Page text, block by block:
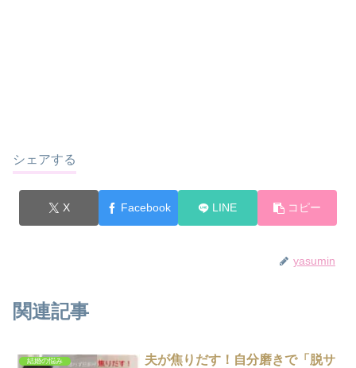
シェアする
X Facebook LINE コピー
yasumin
関連記事
結婚の悩み
夫が焦りだす！自分磨きで「脱サ